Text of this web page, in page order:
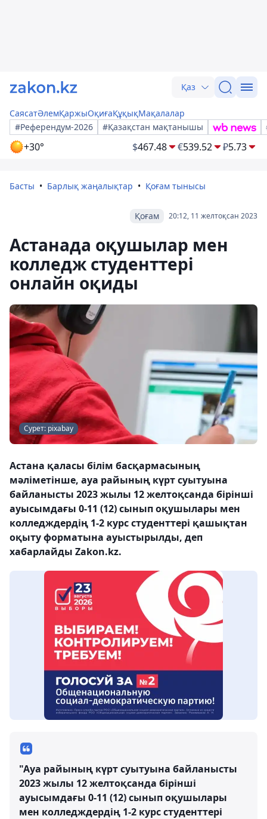
Қаз
СаясатӘлемҚаржыОқиғаҚұқықМақалалар
#Референдум-2026
#Қазақстан мақтанышы
+30° $467.48 €539.52 ₽5.73
Басты Барлық жаңалықтар Қоғам тынысы
20:12, 11 желтоқсан 2023
Қоғам
Астанада оқушылар мен
колледж студенттері
онлайн оқиды
Сурет: pixabay
Астана қаласы білім басқармасының
мәліметінше, ауа райының күрт суытуына
байланысты 2023 жылы 12 желтоқсанда бірінші
ауысымдағы 0-11 (12) сынып оқушылары мен
колледждердің 1-2 курс студенттері қашықтан
оқыту форматына ауыстырылды, деп
хабарлайды Zakon.kz.
"Ауа райының күрт суытуына байланысты
2023 жылы 12 желтоқсанда бірінші
ауысымдағы 0-11 (12) сынып оқушылары
мен колледждердің 1-2 курс студенттері